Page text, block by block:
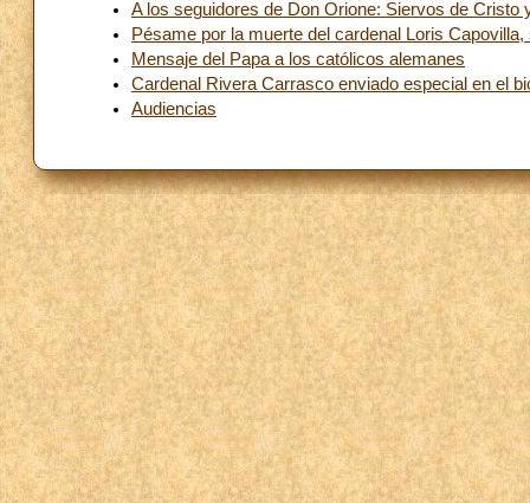
A los seguidores de Don Orione: Siervos de Cristo
Pésame por la muerte del cardenal Loris
Mensaje del Papa a los católicos alemanes
Cardenal Rivera Carrasco enviado especial en el
Audiencias